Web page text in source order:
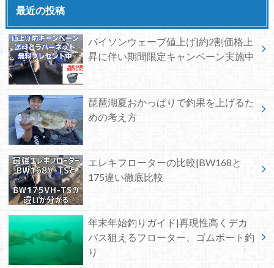
最近の投稿
バイソンウェーブ値上げ|約2割価格上
昇に伴い期間限定キャンペーン実施中
琵琶湖夏おかっぱりで釣果を上げるた
めの考え方
エレキフローターの比較|BW168と
175違い徹底比較
年末年始釣りガイド|再現性高くデカ
バス狙えるフローター、ゴムボート釣
り